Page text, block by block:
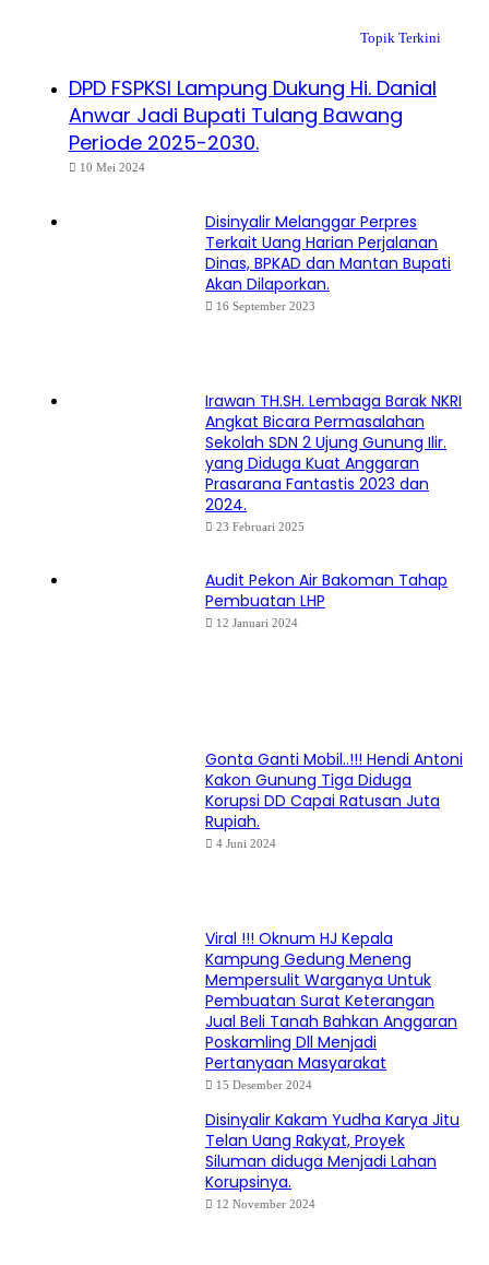
Topik Terkini
DPD FSPKSI Lampung Dukung Hi. Danial
Anwar Jadi Bupati Tulang Bawang
Periode 2025-2030.
10 Mei 2024
Disinyalir Melanggar Perpres
Terkait Uang Harian Perjalanan
Dinas, BPKAD dan Mantan Bupati
Akan Dilaporkan.
16 September 2023
Irawan TH.SH. Lembaga Barak NKRI
Angkat Bicara Permasalahan
Sekolah SDN 2 Ujung Gunung Ilir.
yang Diduga Kuat Anggaran
Prasarana Fantastis 2023 dan
2024.
23 Februari 2025
Audit Pekon Air Bakoman Tahap
Pembuatan LHP
12 Januari 2024
Gonta Ganti Mobil..!!! Hendi Antoni
Kakon Gunung Tiga Diduga
Korupsi DD Capai Ratusan Juta
Rupiah.
4 Juni 2024
Viral !!! Oknum HJ Kepala
Kampung Gedung Meneng
Mempersulit Warganya Untuk
Pembuatan Surat Keterangan
Jual Beli Tanah Bahkan Anggaran
Poskamling Dll Menjadi
Pertanyaan Masyarakat
15 Desember 2024
Disinyalir Kakam Yudha Karya Jitu
Telan Uang Rakyat, Proyek
Siluman diduga Menjadi Lahan
Korupsinya.
12 November 2024